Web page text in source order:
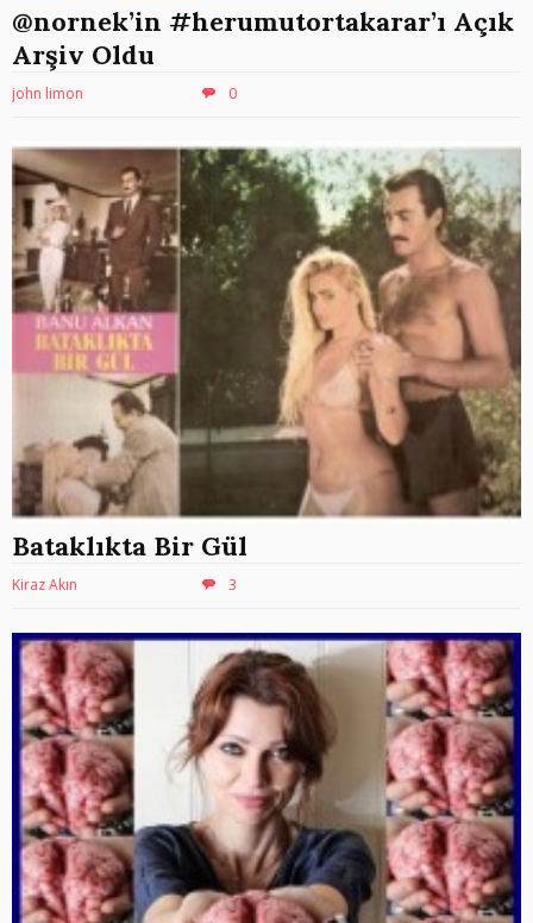
@nornek’in #herumutortakarar’ı Açık
Arşiv Oldu
john limon 0
Bataklıkta Bir Gül
Kiraz Akın 3